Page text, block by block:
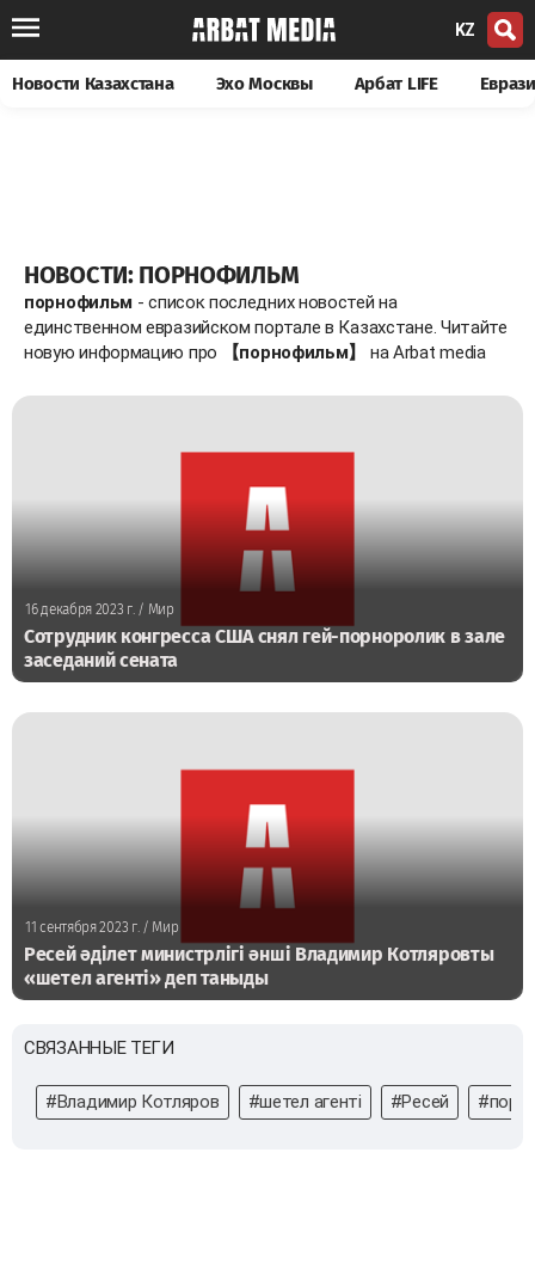
KZ
Новости Казахстана Эхо Москвы Арбат LIFE
НОВОСТИ: ПОРНОФИЛЬМ
порнофильм - список последних новостей на
единственном евразийском портале в Казахстане. Читайте
новую информацию про
【порнофильм】 на Arbat media
16 декабря 2023 г./ Мир
Сотрудник конгресса США снял гей-порноролик в зале
заседаний сената
11 сентября 2023 г./ Мир
Ресей әділет министрлігі әнші Владимир Котляровты
«шетел агенті» деп таныды
СВЯЗАННЫЕ ТЕГИ
#Владимир Котляров #шетел агенті #Ресей